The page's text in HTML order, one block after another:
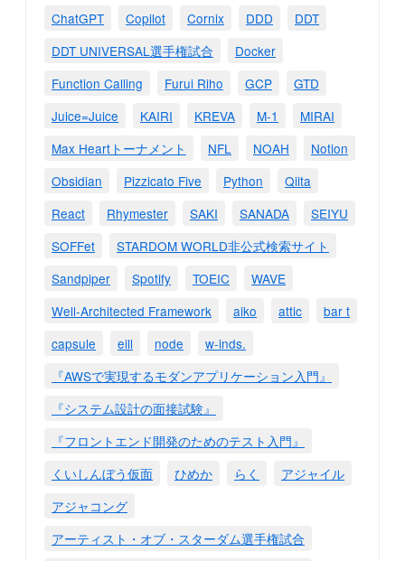
ChatGPT
Copilot Cornix DDD
DDT
DDT UNIVERSAL選手権試合
Docker
Function Calling
Furui Riho GCP
GTD
Juice=Juice
KAIRI KREVA M-1
MIRAI
Max Heartトーナメント
NFL NOAH
Notion
Obsidian
Pizzicato Five Python
Qiita
React
Rhymester SAKI SANADA
SEIYU
SOFFet
STARDOM WORLD非公式検索サイト
Sandpiper
Spotify TOEIC
WAVE
Well-Architected Framework
aiko attic
bar t
capsule
eill node
w-inds.
『AWSで実現するモダンアプリケーション入門』
『システム設計の面接試験』
『フロントエンド開発のためのテスト入門』
くいしんぼう仮面
ひめか らく
アジャイル
アジャコング
アーティスト・オブ・スターダム選手権試合